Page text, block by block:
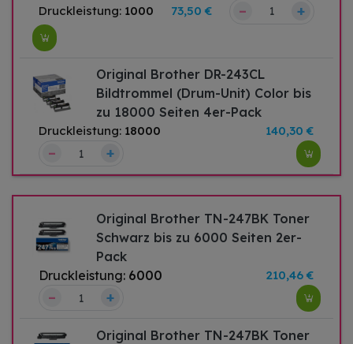
Druckleistung: 1000 73,50 € – +
Original Brother DR-243CL
Bildtrommel (Drum-Unit) Color bis
zu 18000 Seiten 4er-Pack
Druckleistung: 18000 140,30 €
– +
Original Brother TN-247BK Toner
Schwarz bis zu 6000 Seiten 2er-
Pack
Druckleistung: 6000 210,46 €
– +
Original Brother TN-247BK Toner